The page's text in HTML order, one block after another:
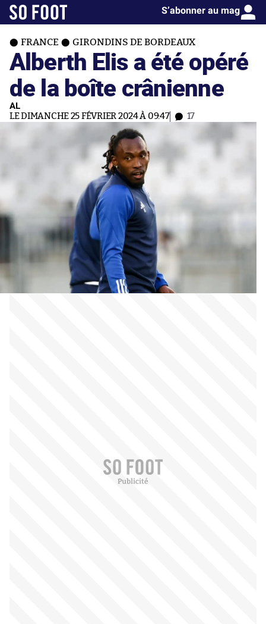
S’abonner au mag
FRANCE GIRONDINS DE BORDEAUX
Alberth Elis a été opéré
de la boîte crânienne
AL
LE DIMANCHE 25 FÉVRIER 2024 À 09:47 17